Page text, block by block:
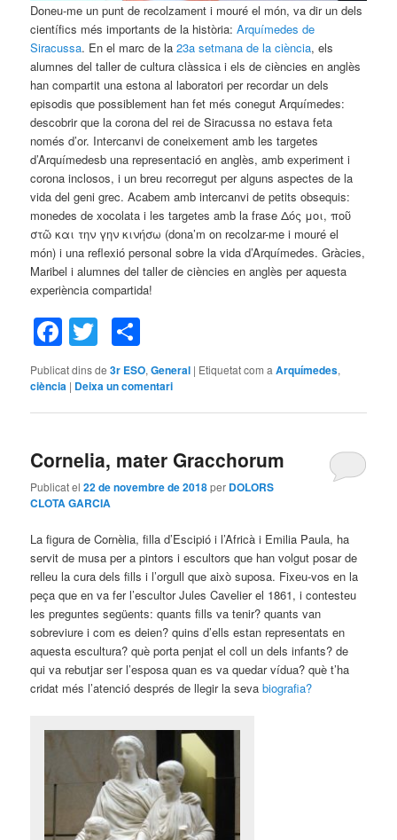
Tripulants del taller de clàssiques
Targetes per als companys
Doneu-me un punt de recolzament i mouré el món, va dir un dels
científics més importants de la història:Arquímedes de
Siracussa. En el marc de la23a setmana de la ciència, els
alumnes del taller de cultura clàssica i els de ciències en anglès
han compartit una estona al laboratori per recordar un dels
episodis que possiblement han fet més conegut Arquímedes:
descobrir que la corona del rei de Siracussa no estava feta
només d’or. Intercanvi de coneixement amb les targetes
d’Arquímedesb una representació en anglès, amb experiment i
corona inclosos, i un breu recorregut per alguns aspectes de la
vida del geni grec. Acabem amb intercanvi de petits obsequis:
monedes de xocolata i les targetes amb la frase Δός μοι, ποῦ
στῶ και την γην κινήσω (dona’m on recolzar-me i mouré el
món) i una reflexió personal sobre la vida d’Arquímedes. Gràcies,
Maribel i alumnes del taller de ciències en anglès per aquesta
experiència compartida!
Facebook
Twitter
Publicat dins de 3r ESO,General | Etiquetat com a Arquímedes,
ciència | Deixa un comentari
Cornelia, mater Gracchorum
Publicat el22 de novembre de 2018per DOLORS
CLOTA GARCIA
La figura de Cornèlia, filla d’Escipió i l’Africà i Emilia Paula, ha
servit de musa per a pintors i escultors que han volgut posar de
relleu la cura dels fills i l’orgull que això suposa. Fixeu-vos en la
peça que en va fer l’escultor Jules Cavelier el 1861, i contesteu
les preguntes següents: quants fills va tenir? quants van
sobreviure i com es deien? quins d’ells estan representats en
aquesta escultura? què porta penjat el coll un dels infants? de
qui va rebutjar ser l’esposa quan es va quedar vídua? què t’ha
cridat més l’atenció després de llegir la sevabiografia?